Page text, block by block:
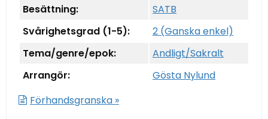
Besättning:
SATB
Svårighetsgrad (1-5):
2 (Ganska enkel)
Tema/genre/epok:
Andligt/Sakralt
Arrangör:
Gösta Nylund
Förhandsgranska »